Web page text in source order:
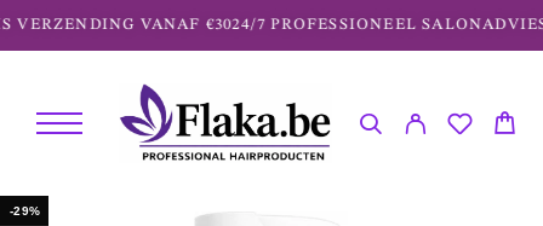
VERZENDING VANAF €3024/7 PROFESSIONEEL SALONADVIES
-29%